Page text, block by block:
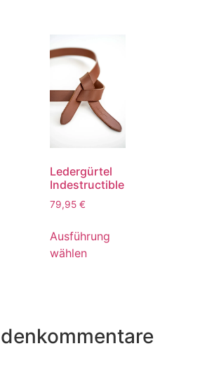
Ledergürtel
Indestructible
79,95 €
Ausführung
wählen